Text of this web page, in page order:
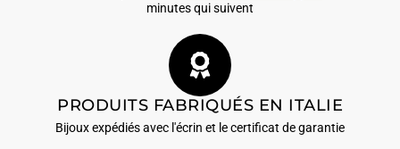
minutes qui suivent
PRODUITS FABRIQUÉS EN ITALIE
Bijoux expédiés avec l'écrin et le certificat de garantie